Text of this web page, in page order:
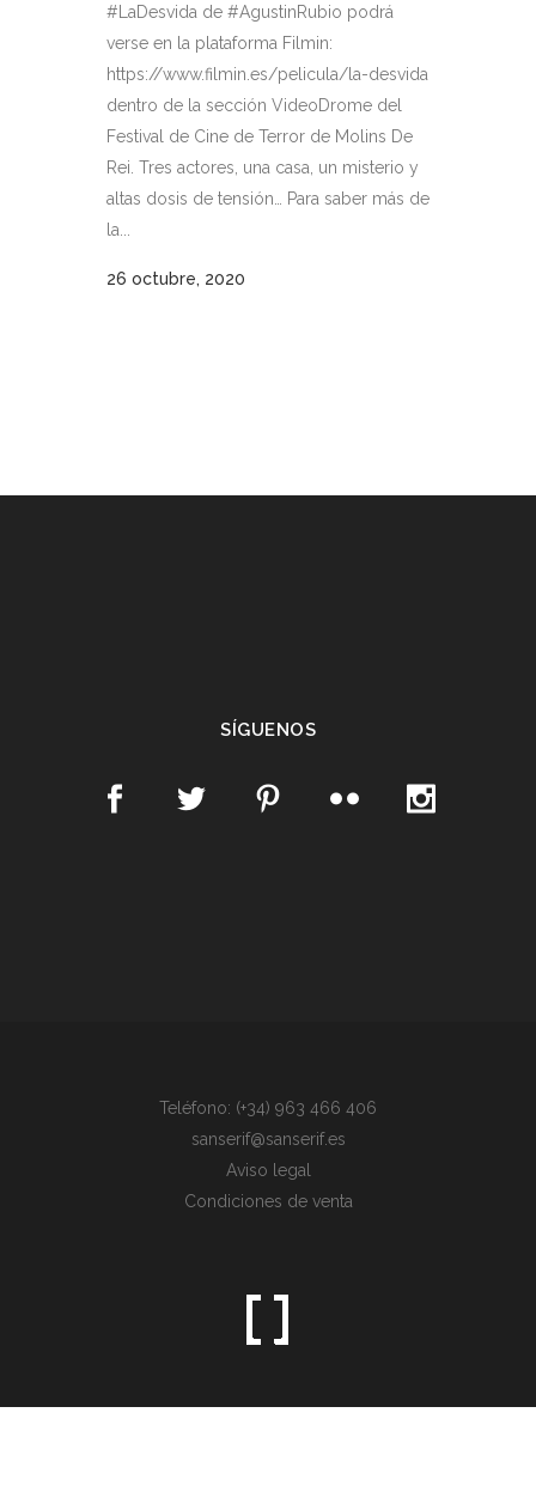
#LaDesvida de #AgustinRubio podrá
verse en la plataforma Filmin:
https://www.filmin.es/pelicula/la-desvida
dentro de la sección VideoDrome del
Festival de Cine de Terror de Molins De
Rei. Tres actores, una casa, un misterio y
altas dosis de tensión… Para saber más de
la...
26 octubre, 2020
SÍGUENOS
Teléfono: (+34) 963 466 406
sanserif@sanserif.es
Aviso legal
Condiciones de venta